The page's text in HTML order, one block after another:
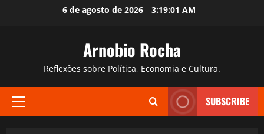
6 de agosto de 2026 3:19:03 AM
Arnobio Rocha
Reflexões sobre Política, Economia e Cultura.
Primary
SUBSCRIBE